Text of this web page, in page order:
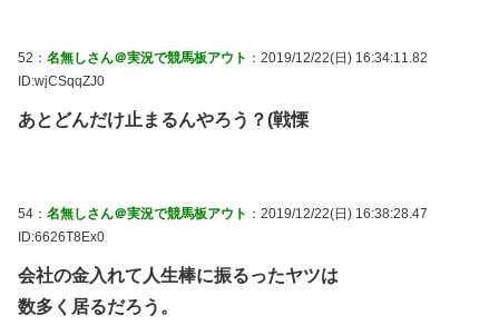
52： 名無しさん＠実況で競馬板アウト ：2019/12/22(日) 16:34:11.82
ID:wjCSqqZJ0
あとどんだけ止まるんやろう？(戦慄
54： 名無しさん＠実況で競馬板アウト ：2019/12/22(日) 16:38:28.47
ID:6626T8Ex0
会社の金入れて人生棒に振るったヤツは
数多く居るだろう。